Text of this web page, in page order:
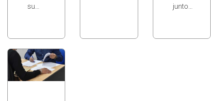
su…
junto…